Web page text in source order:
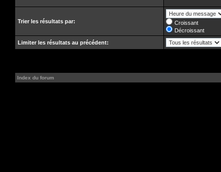
Trier les résultats par:
Croissant
Décroissant
Limiter les résultats au précédent:
Index du forum